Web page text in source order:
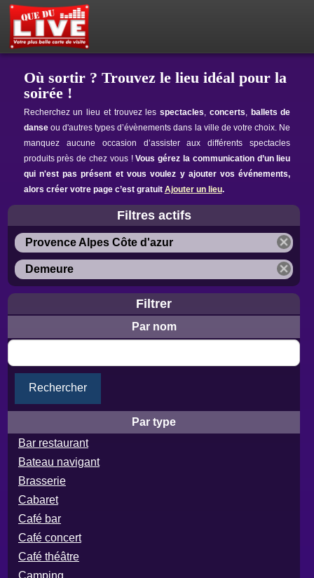
Où sortir ? Trouvez le lieu idéal pour la
soirée !
Recherchez un lieu et trouvez lesspectacles, concerts, ballets de
danseou d'autres types d’évènements dans la ville de votre choix. Ne
manquez aucune occasion d’assister aux différents spectacles
produits près de chez vous !Vous gérez la communication d’un lieu
qui n'est pas présent et vous voulez y ajouter vos événements,
alors créer votre page c’est gratuit Ajouter un lieu.
Filtres actifs
Provence Alpes Côte d'azur
Demeure
Filtrer
Par nom
Rechercher
Par type
Bar restaurant
Bateau navigant
Brasserie
Cabaret
Café bar
Café concert
Café théâtre